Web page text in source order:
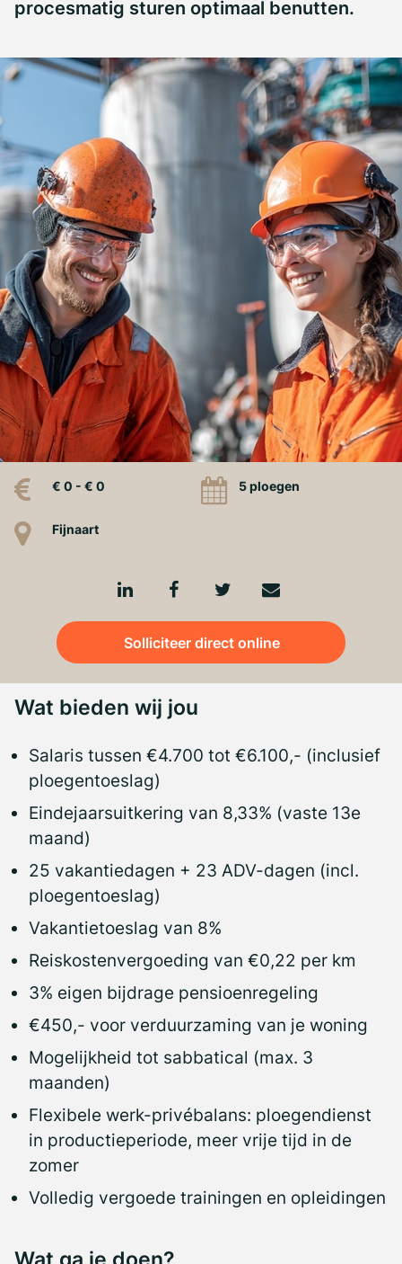
procesmatig sturen optimaal benutten.
€ 0 - € 0 5 ploegen
Fijnaart
Solliciteer direct online
Wat bieden wij jou
Salaris tussen €4.700 tot €6.100,- (inclusief
ploegentoeslag)
Eindejaarsuitkering van 8,33% (vaste 13e
maand)
25 vakantiedagen + 23 ADV-dagen (incl.
ploegentoeslag)
Vakantietoeslag van 8%
Reiskostenvergoeding van €0,22 per km
3% eigen bijdrage pensioenregeling
€450,- voor verduurzaming van je woning
Mogelijkheid tot sabbatical (max. 3
maanden)
Flexibele werk-privébalans: ploegendienst
in productieperiode, meer vrije tijd in de
zomer
Volledig vergoede trainingen en opleidingen